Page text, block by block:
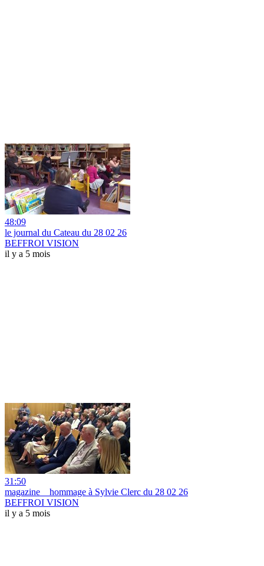
48:09
le journal du Cateau du 28 02 26
BEFFROI VISION
il y a 5 mois
31:50
magazine _ hommage à Sylvie Clerc du 28 02 26
BEFFROI VISION
il y a 5 mois